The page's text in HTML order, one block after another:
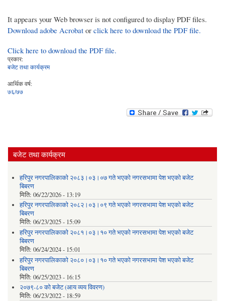
It appears your Web browser is not configured to display PDF files.
Download adobe Acrobat or click here to download the PDF file.
Click here to download the PDF file.
प्रकार:
बजेट तथा कार्यक्रम
आर्थिक वर्ष:
७६/७७
बजेट तथा कार्यक्रम
हरिपुर नगरपालिकाको २०८३।०३।०७ गते भएको नगरसभामा पेश भएको बजेट
बिबरण
मिति: 06/22/2026 - 13:19
हरिपुर नगरपालिकाको २०८२।०३।०९ गते भएको नगरसभामा पेश भएको बजेट
बिबरण
मिति: 06/23/2025 - 15:09
हरिपुर नगरपालिकाको २०८१।०३।१० गते भएको नगरसभामा पेश भएको बजेट
बिबरण
मिति: 06/24/2024 - 15:01
हरिपुर नगरपालिकाको २०८०।०३।१० गते भएको नगरसभामा पेश भएको बजेट
बिबरण
मिति: 06/25/2023 - 16:15
२०७९-८० को बजेट (आय व्यय विवरण)
मिति: 06/23/2022 - 18:59